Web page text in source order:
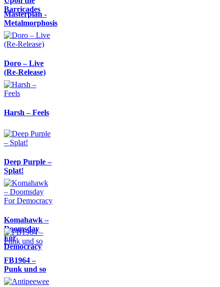
Barricades
Masterplan -
Metalmorphosis
Doro – Live
(Re-Release)
Harsh – Feels
Deep Purple –
Splat!
Komahawk –
Doomsday
For
Democracy
FB1964 –
Punk und so